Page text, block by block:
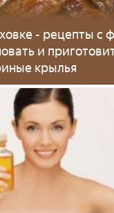
- рецепты с
и
крылья